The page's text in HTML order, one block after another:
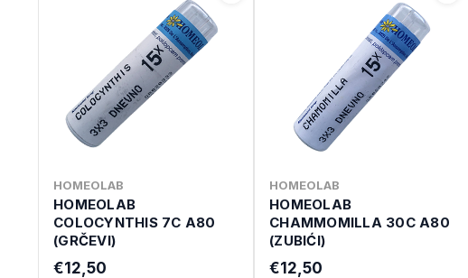
HOMEOLAB
HOMEOLAB
COLOCYNTHIS 7C A80
(GRČEVI)
€12,50
HOMEOLAB
HOMEOLAB
CHAMMOMILLA 30C A80
(ZUBIĆI)
€12,50